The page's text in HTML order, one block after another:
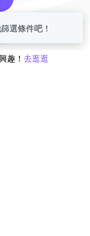
趣！ 去逛逛
選條件吧！